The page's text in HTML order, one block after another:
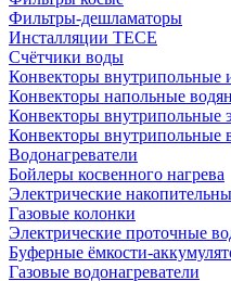
Фильтры-дешламаторы
Инсталляции TECE
Счётчики воды
Конвекторы внутрипольные
Конвекторы напольные
Конвекторы внутрипольные
Конвекторы внутрипольные
Водонагреватели
Бойлеры косвенного нагрева
Электрические
Газовые колонки
Электрические проточные
Буферные ёмкости-
Газовые водонагреватели